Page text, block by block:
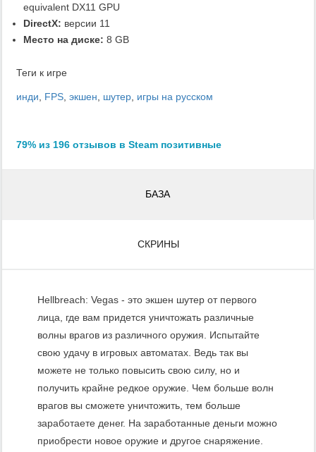
equivalent DX11 GPU
DirectX: версии 11
Место на диске: 8 GB
Теги к игре
инди, FPS, экшен, шутер, игры на русском
79% из 196 отзывов в Steam позитивные
БАЗА
СКРИНЫ
Hellbreach: Vegas - это экшен шутер от первого
лица, где вам придется уничтожать различные
волны врагов из различного оружия. Испытайте
свою удачу в игровых автоматах. Ведь так вы
можете не только повысить свою силу, но и
получить крайне редкое оружие. Чем больше волн
врагов вы сможете уничтожить, тем больше
заработаете денег. На заработанные деньги можно
приобрести новое оружие и другое снаряжение.